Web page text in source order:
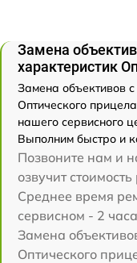
Замена
характеристик
Замена объективов
Оптического
нашего сервисного
Выполним быстро и
Позвоните нам и
озвучит
Среднее время
сервисном - 2
Замена
Оптического